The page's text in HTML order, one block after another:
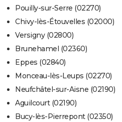
Pouilly-sur-Serre (02270)
Chivy-lès-Étouvelles (02000)
Versigny (02800)
Brunehamel (02360)
Eppes (02840)
Monceau-lès-Leups (02270)
Neufchâtel-sur-Aisne (02190)
Aguilcourt (02190)
Bucy-lès-Pierrepont (02350)